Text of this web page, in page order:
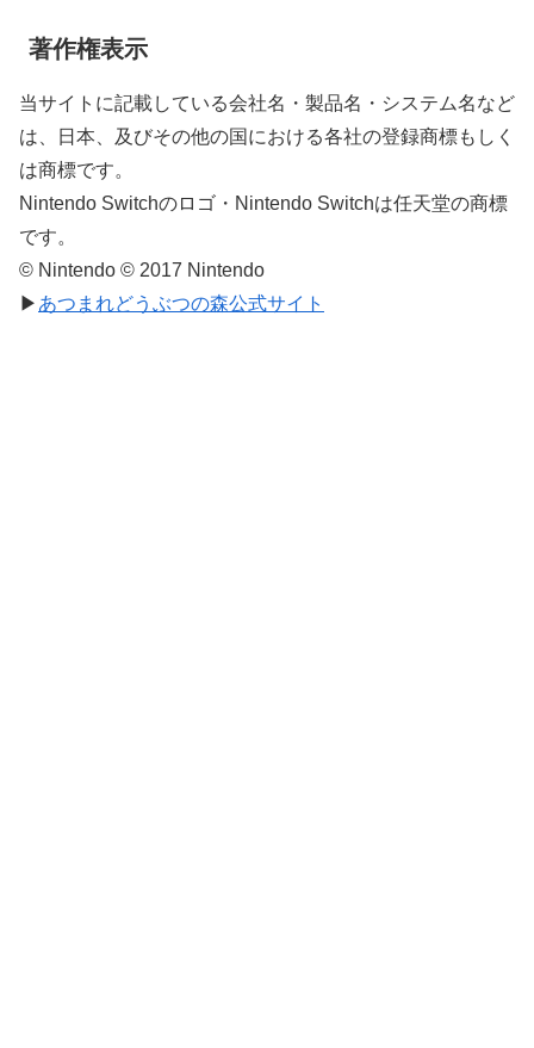
著作権表示
当サイトに記載している会社名・製品名・システム名など
は、日本、及びその他の国における各社の登録商標もしく
は商標です。
Nintendo Switchのロゴ・Nintendo Switchは任天堂の商標
です。
© Nintendo © 2017 Nintendo
▶ あつまれどうぶつの森公式サイト